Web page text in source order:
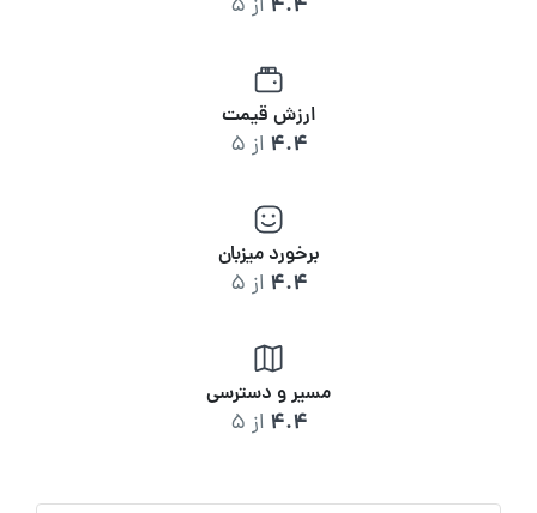
ارزش قیمت
4.4 از 5
برخورد میزبان
4.4 از 5
مسیر و دسترسی
4.4 از 5